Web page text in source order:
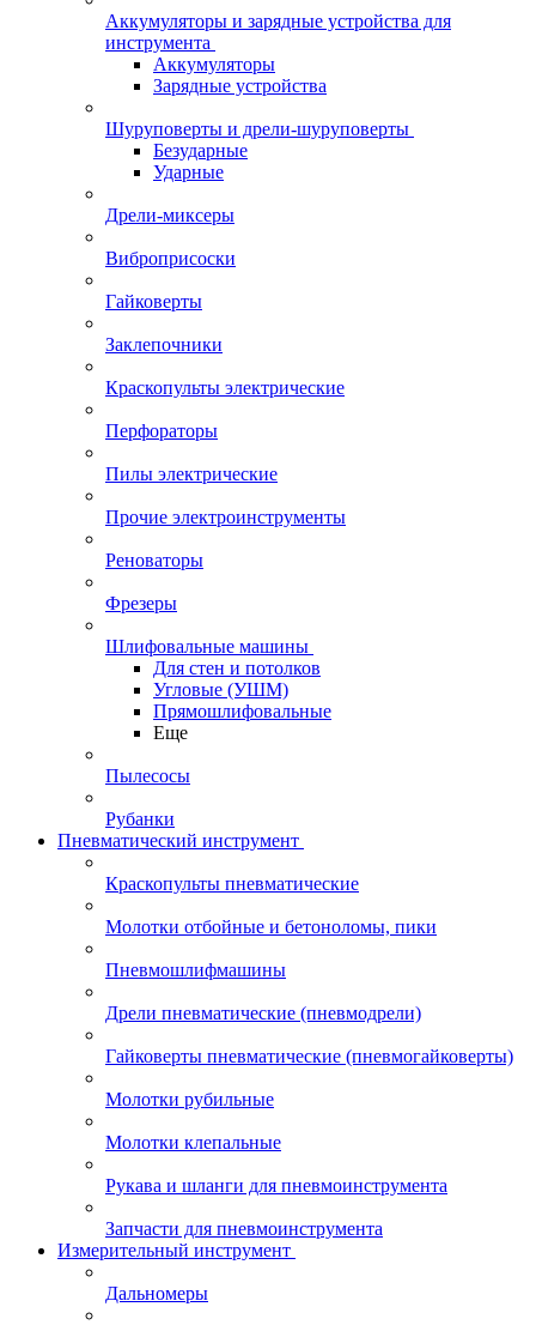
Аккумуляторы и зарядные устройства для
инструмента
Аккумуляторы
Зарядные устройства
Шуруповерты и дрели-шуруповерты
Безударные
Ударные
Дрели-миксеры
Виброприсоски
Гайковерты
Заклепочники
Краскопульты электрические
Перфораторы
Пилы электрические
Прочие электроинструменты
Реноваторы
Фрезеры
Шлифовальные машины
Для стен и потолков
Угловые (УШМ)
Прямошлифовальные
Еще
Пылесосы
Рубанки
Пневматический инструмент
Краскопульты пневматические
Молотки отбойные и бетоноломы, пики
Пневмошлифмашины
Дрели пневматические (пневмодрели)
Гайковерты пневматические (пневмогайковерты)
Молотки рубильные
Молотки клепальные
Рукава и шланги для пневмоинструмента
Запчасти для пневмоинструмента
Измерительный инструмент
Дальномеры